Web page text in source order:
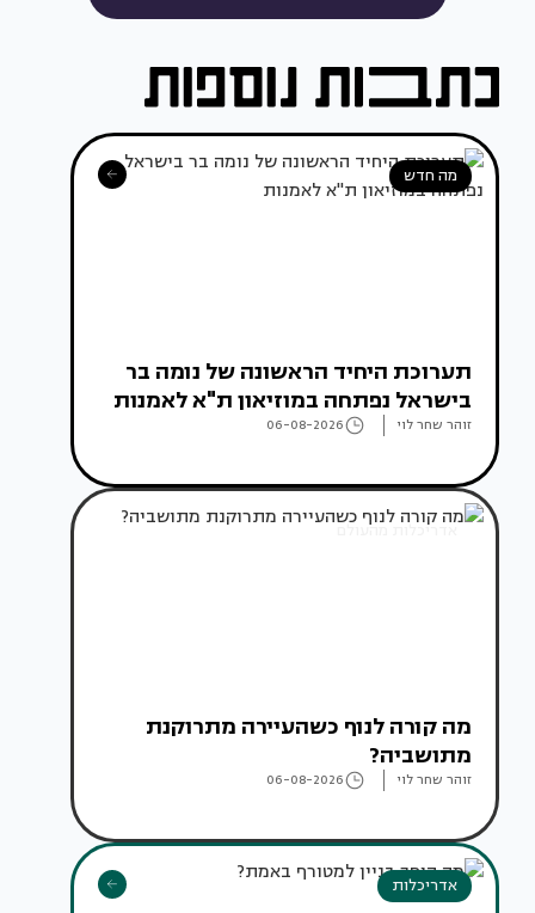
מה חדש
תערוכת היחיד הראשונה של נומה בר
בישראל נפתחה במוזיאון ת"א לאמנות
זוהר שחר לוי 06-08-2026
אדריכלות מהעולם
מה קורה לנוף כשהעיירה מתרוקנת
מתושביה?
זוהר שחר לוי 06-08-2026
אדריכלות